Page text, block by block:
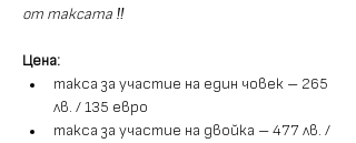
от таксата ‼️
Цена:
такса за участие на един човек – 265
лв. / 135 евро
такса за участие на двойка – 477 лв. /